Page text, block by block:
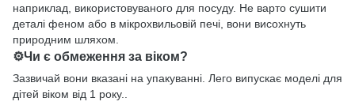
наприклад, використовуваного для посуду. Не варто сушити
деталі феном або в мікрохвильовій печі, вони висохнуть
природним шляхом.
⚙️Чи є обмеження за віком?
Зазвичай вони вказані на упакуванні. Лего випускає моделі для
дітей віком від 1 року..